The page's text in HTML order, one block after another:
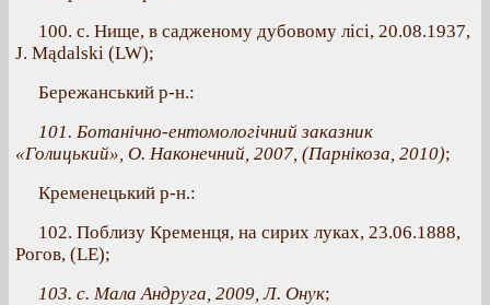
100. с. Нище, в садженому дубовому лісі, 20.08.1937,
J. Mądalski (LW);
Бережанський р-н.:
101. Ботанічно-ентомологічний заказник
«Голицький», О. Наконечний, 2007, (Парнікоза, 2010);
Кременецький р-н.:
102. Поблизу Кременця, на сирих луках, 23.06.1888,
Рогов, (LE);
103. с. Мала Андруга, 2009, Л. Онук;